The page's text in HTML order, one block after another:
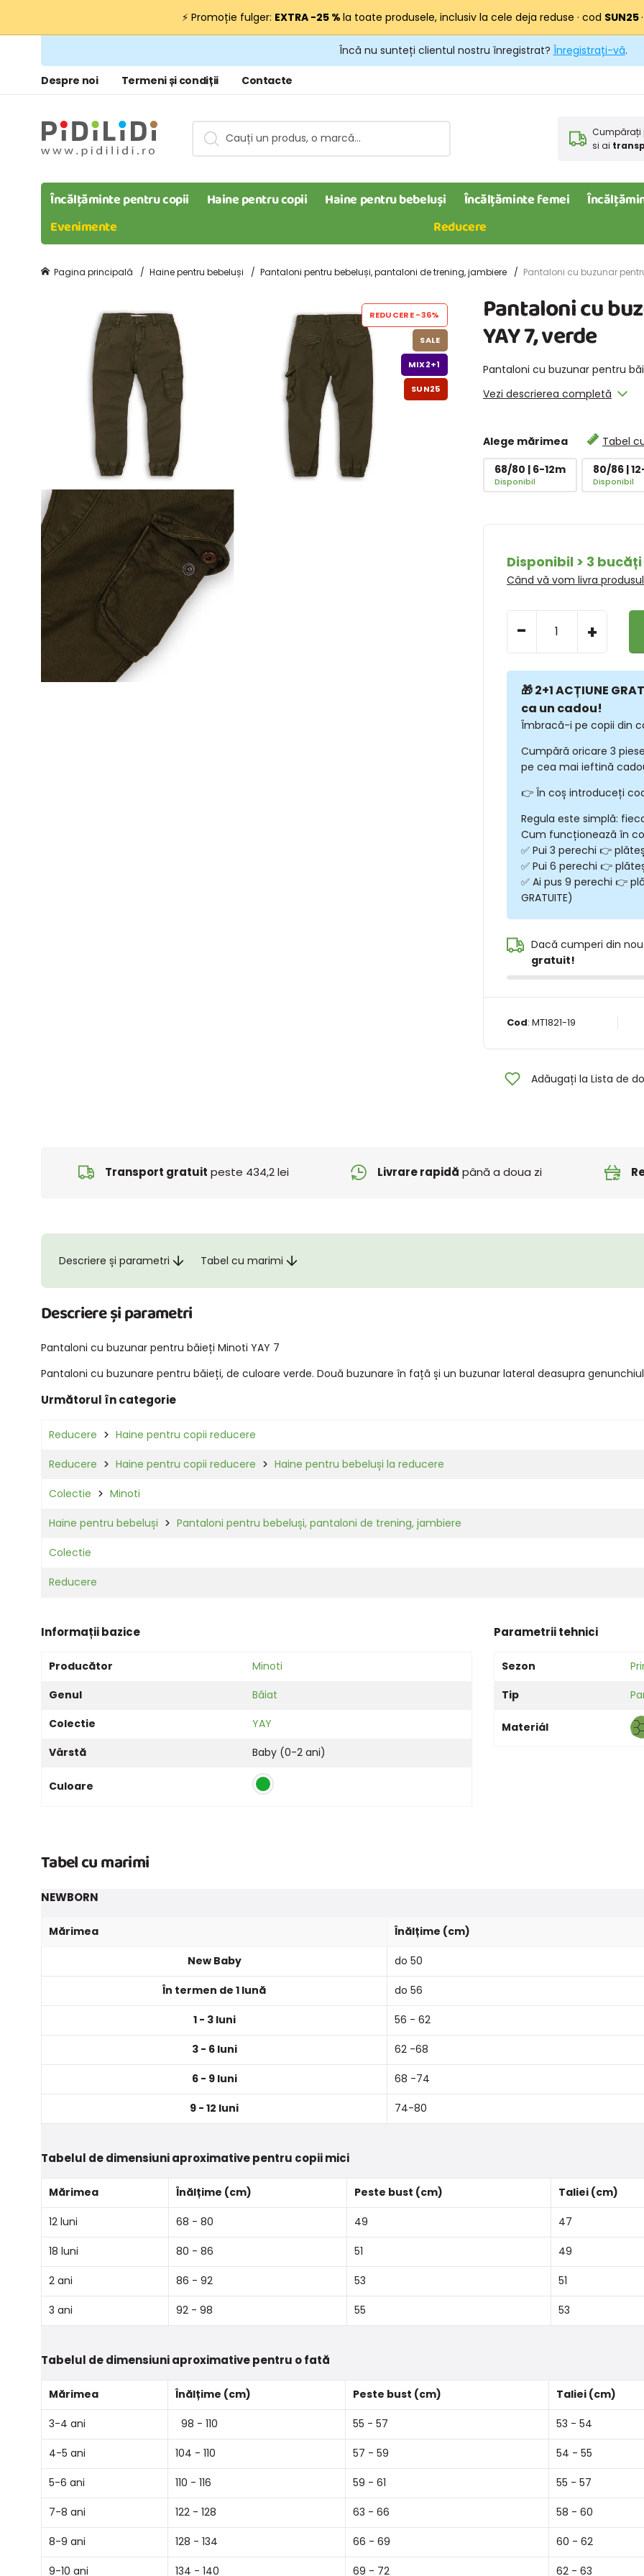
⚡ Promoție fulger: EXTRA −25 % la toate produsele, inclusiv la cele deja reduse · cod SUN25
Încă nu sunteți clientul nostru înregistrat? Înregistrați-vă.
Despre noi Termeni și condiții Contacte
Cumpărați
si ai
Încălțăminte pentru copii Haine pentru copii Haine pentru bebeluși Încălțăminte femei
Evenimente
Reducere
Pagina principală Haine pentru bebeluși Pantaloni pentru bebeluși, pantaloni de trening, jambiere Pantaloni cu buzunar
Pantaloni cu
YAY 7, verde
Pantaloni cu buzunar pentru
Vezi descrierea completă
Alege mărimea
Tabel
68/80 | 6-12m
Disponibil
80/86 |
Disponibil
Disponibil > 3 bucăți
Când vă vom livra
- +
🎁 2+1 ACȚIUNE
ca un cadou!
Îmbracă-i pe copii din
Cumpără oricare 3
pe cea mai ieftină
👉 În coș introduceți
Regula este simplă:
Cum funcționează în
✅ Pui 3 perechi 👉
✅ Pui 6 perechi 👉
✅ Ai pus 9 perechi 👉
GRATUITE)
Dacă cumperi din
gratuit!
Cod: MT1821-19
Adăugați la Lista de
REDUCERE-36%
SALE
MIX2+1
SUN25
Transport gratuit peste 434,2 lei Livrare rapidă până a doua zi
Descriere și parametri Tabel cu marimi
Descriere și parametri
Pantaloni cu buzunar pentru băieți Minoti YAY 7
Pantaloni cu buzunare pentru băieți, de culoare verde. Două buzunare în față și un buzunar lateral deasupra
Următorul în categorie
Reducere Haine pentru copii reducere
Reducere Haine pentru copii reducere Haine pentru bebeluși la reducere
Colectie Minoti
Haine pentru bebeluși Pantaloni pentru bebeluși, pantaloni de trening, jambiere
Colectie
Reducere
Informații bazice
Producător
Minoti
Genul
Băiat
Colectie
YAY
Vârstă
Baby (0-2 ani)
Culoare
Parametrii tehnici
Sezon
Tip
Materiál
Tabel cu marimi
NEWBORN
Mărimea Înălțime (cm)
New Baby do 50
În termen de 1 lună do 56
1 - 3 luni 56 - 62
3 - 6 luni 62 -68
6 - 9 luni 68 -74
9 - 12 luni 74-80
Tabelul de dimensiuni aproximative pentru copii mici
Mărimea Înălțime (cm) Peste bust (cm) Taliei (cm)
12 luni 68 - 80 49 47
18 luni 80 - 86 51 49
2 ani 86 - 92 53 51
3 ani 92 - 98 55 53
Tabelul de dimensiuni aproximative pentru o fată
Mărimea Înălțime (cm) Peste bust (cm) Taliei (cm)
3-4 ani 98 - 110 55 - 57 53 - 54
4-5 ani 104 - 110 57 - 59 54 - 55
5-6 ani 110 - 116 59 - 61 55 - 57
7-8 ani 122 - 128 63 - 66 58 - 60
8-9 ani 128 - 134 66 - 69 60 - 62
9-10 ani 134 - 140 69 - 72 62 - 63